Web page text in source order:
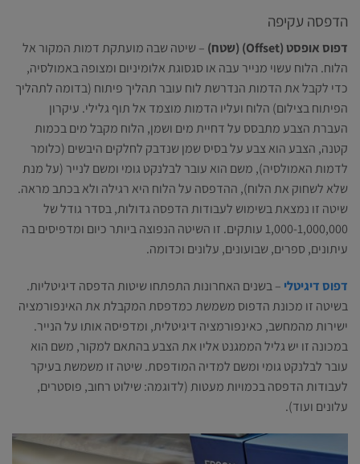
הדפסה עקיפה
דפוס אופסט (Offset) (שטח)
– שיטה שבה מועתקת דמות המקור אל
הלוח. הלוח עשוי מנייר עבה או סגסוגת אלומיניום ומצופה באמולסיה,
כדי לקבל את הדמות הנדרשת לוח עובר תהליך פיתוח (בדומה לתהליך
הפיתוח בצילום) הלוח ועליו הדמות מוצמד אל תוף גלילי. עיקרון
העברת הצבע מתבסס על דחיית מים ושמן, הלוח מקבל מים בכמות
קטנה, הצבע הוא צבע על בסיס שמן שנדבק לחלקים היבשים (כלומר
לדמות האמולסיה), משם הוא עובר לבלנקט גומי ומשם לנייר (על מנת
שלא לשחוק את הלוח), ההדפסה על הלוח היא רגילה ולא בכתב מראה.
שיטה זו נמצאת בשימוש לעבודות הדפסה גדולות, בסדר גודל של
1,000-1,000,000 עותקים. זו השיטה הנפוצה ביותר כיום ומדפיסים בה
עיתונים, ספרים, שבועונים, עלונים וכדומה.
דפוס דיגיטלי – בשנים האחרונות התפתחו שיטות הדפסה דיגיטליות.
בשיטה זו מכונת הדפוס משמשת כמדפסת המקבלת את האינפורמציה
ישירות מהמחשב, כאינפורמציה דיגיטלית, ומדפיסה אותו על הנייר.
במכונה זו יש גליל הממגנט אליו את הצבע בהתאם למקור, משם הוא
עובר לבלנקט גומי ומשם למדיה המודפסת. שיטה זו משמשת בעיקר
לעבודות הדפסה בכמויות מעטות (לדוגמה: שילוט רחוב, פוסטרים,
עלונים ועוד).